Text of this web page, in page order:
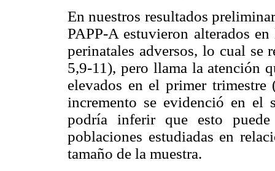
En nuestros resultados
PAPP-A estuvieron alterados en
perinatales adversos, lo cual se
5,9-11), pero llama la atención
elevados en el primer
incremento se evidenció en el
podría inferir que esto
poblaciones estudiadas en
tamaño de la muestra.